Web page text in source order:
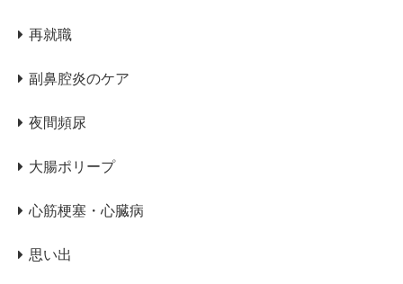
再就職
副鼻腔炎のケア
夜間頻尿
大腸ポリープ
心筋梗塞・心臓病
思い出